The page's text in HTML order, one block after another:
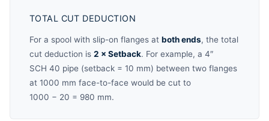
TOTAL CUT DEDUCTION
For a spool with slip-on flanges at both ends, the total
cut deduction is 2 × Setback. For example, a 4″
SCH 40 pipe (setback = 10 mm) between two flanges
at 1000 mm face-to-face would be cut to
1000 − 20 = 980 mm.